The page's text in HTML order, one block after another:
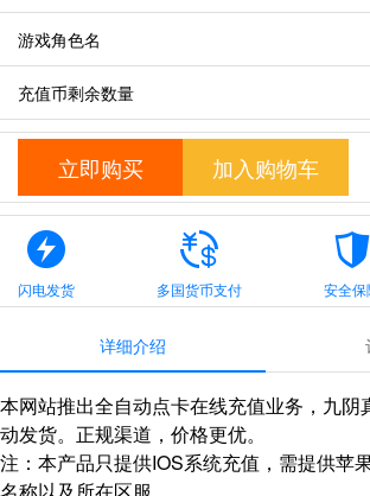
游戏角色名
充值币剩余数量
立即购买 加入购物车
闪电发货 多国货币支付 安全保
详细介绍
本网站推出全自动点卡在线充值业务，九阴
动发货。正规渠道，价格更优。
注：本产品只提供IOS系统充值，需提供苹